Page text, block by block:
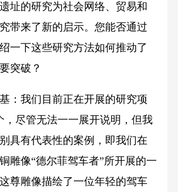
址的研究为社会网络、贸易和
带来了新的启示。您能否通过
一下这些研究方法如何推动了
突破？
我们目前正在开展的研究项
，尽管无法一一展开说明，但我
具有代表性的案例，即我们在
雕像“德尔菲驾车者”所开展的一
尊雕像描绘了一位年轻的驾车